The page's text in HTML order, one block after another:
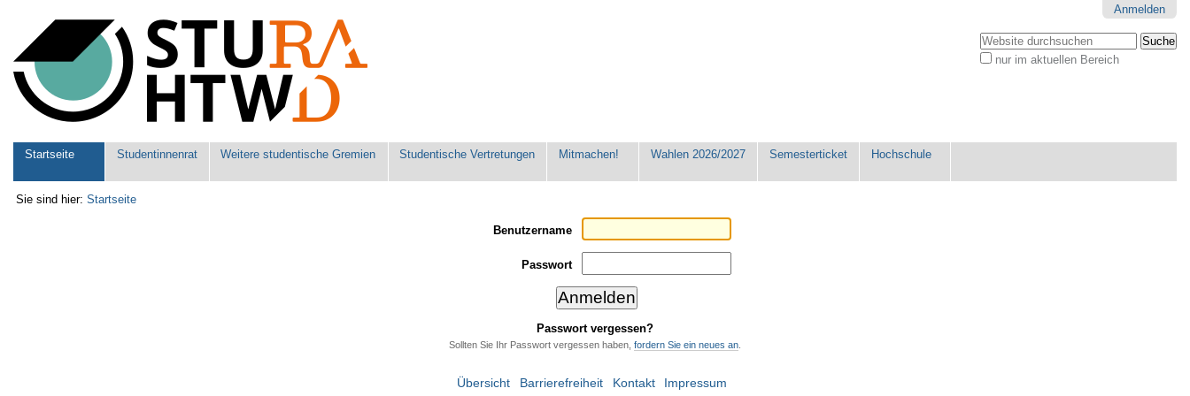
Werkzeuge
Anmelden
Website durchsuchen
nur im aktuellen Bereich
Sektionen
Startseite Studentinnenrat Weitere studentische Gremien Studentische Vertretungen Mitmachen! Wahlen 2026/2027 Semesterticket Hochschule
Sie sind hier: Startseite
Benutzername
Passwort
Passwort vergessen?
Sollten Sie Ihr Passwort vergessen haben, fordern Sie ein neues an.
Übersicht Barrierefreiheit Kontakt Impressum